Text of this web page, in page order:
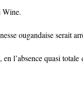
Wine.
ougandaise serait
l’absence quasi